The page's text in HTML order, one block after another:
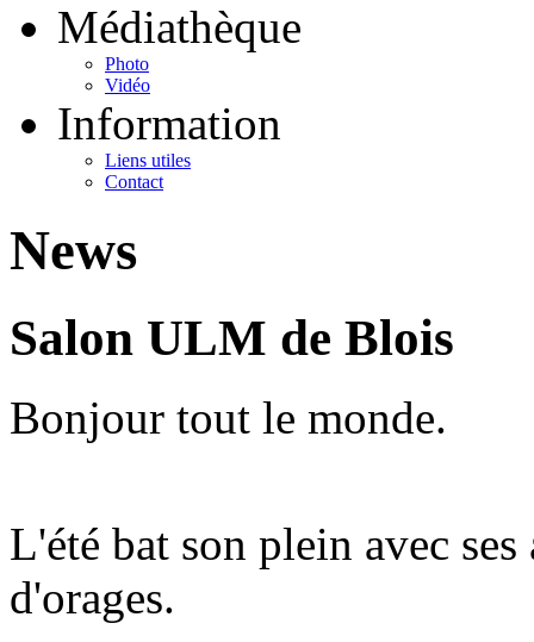
Médiathèque
Photo
Vidéo
Information
Liens utiles
Contact
News
Salon ULM de Blois
Bonjour tout le monde.
L'été bat son plein avec
d'orages.